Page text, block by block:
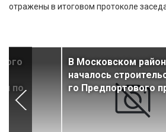
отражены в итоговом протоколе
по
В Московском
началось
го Предпортового